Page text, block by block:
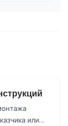
или